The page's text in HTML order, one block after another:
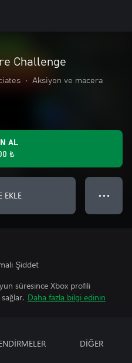
Challenge
• Aksiyon ve macera
AL
₺
EKLE ● ● ●
Şiddet
süresince Xbox profili
Daha fazla bilgi edinin
DİĞER